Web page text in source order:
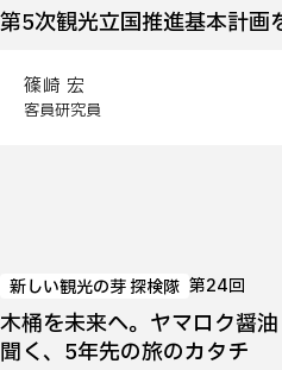
第5次観光立国推進基本計画
篠崎 宏
客員研究員
新しい観光の芽 探検隊 第24回
木桶を未来へ。ヤマロク醤
聞く、5年先の旅のカタチ